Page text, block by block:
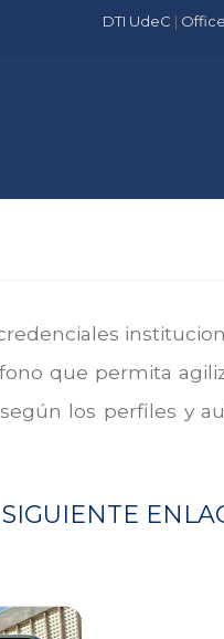
DTI UdeC |
que permita
los perfiles y